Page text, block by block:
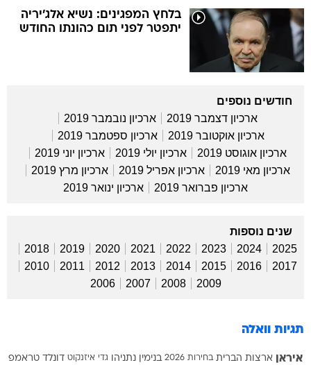
בלחץ המפגינים: נשיא אלג'יריה
יתפטר לפני תום כהונתו החודש
חודשים נוספים
ארכיון דצמבר 2019
ארכיון נובמבר 2019
ארכיון אוקטובר 2019
ארכיון ספטמבר 2019
ארכיון אוגוסט 2019
ארכיון יולי 2019
ארכיון יוני 2019
ארכיון מאי 2019
ארכיון אפריל 2019
ארכיון מרץ 2019
ארכיון פברואר 2019
ארכיון ינואר 2019
שנים נוספות
2025
2024
2023
2022
2021
2020
2019
2018
2017
2016
2015
2014
2013
2012
2011
2010
2009
2008
2007
2006
תגיות וואלה
איראן ארצות הברית בחירות 2026 בנימין נתניהו גדי איזנקוט דונלד טראמפ